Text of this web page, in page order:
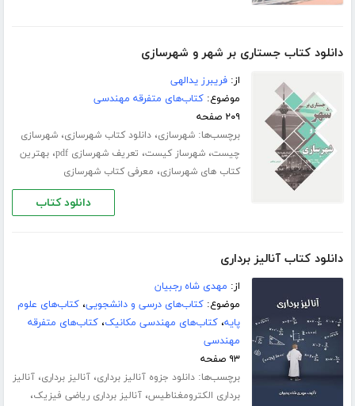
دانلود کتاب جستاری بر شهر و شهرسازی
از:فریبرز یدالهی
موضوع:کتاب‌های متفرقه مهندسی
۲۰۹ صفحه
برچسب‌ها:شهرسازی،دانلود کتاب شهرسازی،شهرسازی
چیست،شهرساز کیست، تعریف شهرسازی pdf ،بهترین
کتاب های شهرسازی، معرفی کتاب شهرسازی
دانلود کتاب
دانلود کتاب آنالیز برداری
از: مهدی شاه رجبیان
موضوع:کتاب‌های درسی و دانشجویی،کتاب‌های علوم
پایه،کتاب‌های مهندسی مکانیک،کتاب‌های متفرقه
مهندسی
۹۳ صفحه
برچسب‌ها:دانلود جزوه آنالیز برداری،آنالیز برداری،آنالیز
برداری الکترومغناطیس،آنالیز برداری ریاضی فیزیک،